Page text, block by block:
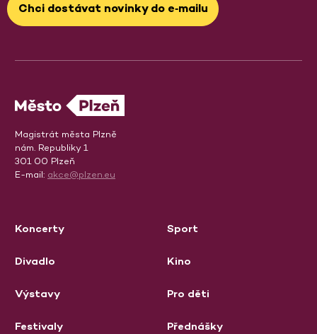
Chci dostávat novinky do e‑mailu
Magistrát města Plzně
nám. Republiky 1
301 00 Plzeň
E-mail: akce@plzen.eu
Koncerty
Divadlo
Výstavy
Festivaly
Sport
Kino
Pro děti
Přednášky